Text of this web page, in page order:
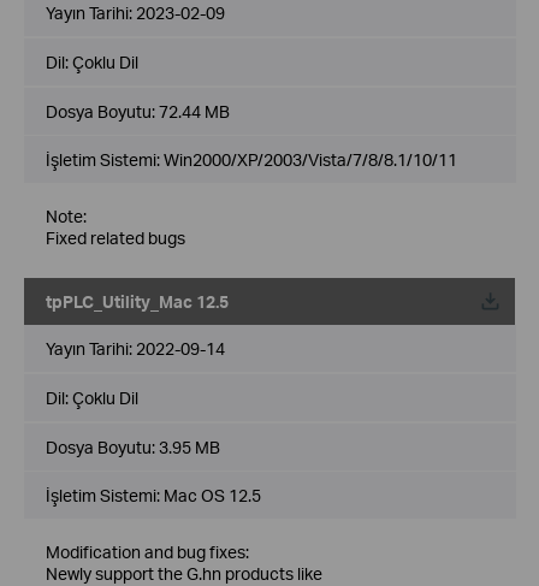
Yayın Tarihi: 2023-02-09
Dil:Çoklu Dil
Dosya Boyutu:72.44 MB
İşletim Sistemi: Win2000/XP/2003/Vista/7/8/8.1/10/11
Note:
Fixed related bugs
tpPLC_Utility_Mac 12.5
Yayın Tarihi: 2022-09-14
Dil:Çoklu Dil
Dosya Boyutu:3.95 MB
İşletim Sistemi: Mac OS 12.5
Modification and bug fixes:
Newly support the G.hn products like